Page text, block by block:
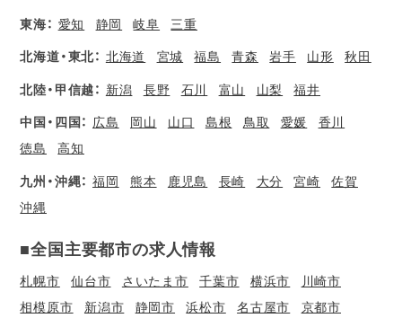
東海： 愛知 静岡 岐阜 三重
北海道・東北： 北海道 宮城 福島 青森 岩手 山形 秋田
北陸・甲信越： 新潟 長野 石川 富山 山梨 福井
中国・四国： 広島 岡山 山口 島根 鳥取 愛媛
香川
徳島
高知
九州・沖縄： 福岡 熊本 鹿児島 長崎 大分 宮崎
佐賀
沖縄
■全国主要都市の求人情報
札幌市 仙台市 さいたま市 千葉市 横浜市
川崎市
相模原市
新潟市 静岡市 浜松市 名古屋市
京都市